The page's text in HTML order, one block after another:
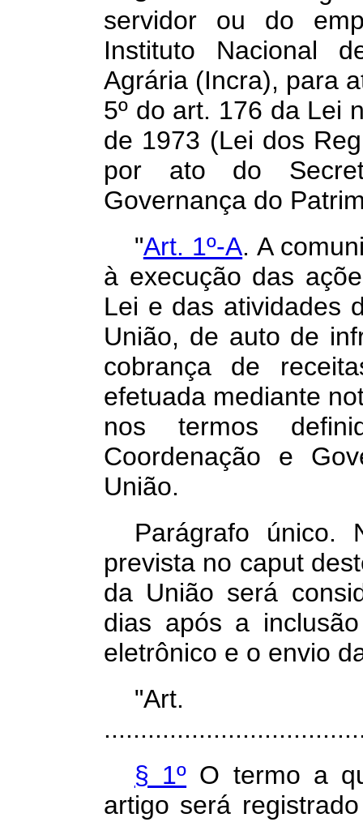
servidor ou do
Instituto Nacional
Agrária (Incra), para
5º do art. 176 da Lei
de 1973 (Lei dos
por ato do
Governança do
"Art. 1º-A. A
à execução das
Lei e das atividades
União, de auto de
cobrança de
efetuada mediante
nos termos
Coordenação e
União.
Parágrafo único.
prevista no caput
da União será
dias após a
eletrônico e o envio
§ 1º O termo a
artigo será